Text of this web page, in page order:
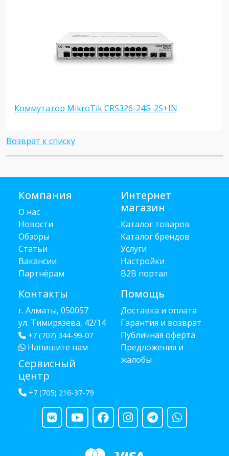
Коммутатор MikroTik CRS326-24G-2S+IN
Возврат к списку
Компания
О нас
Новости
Обзоры
Статьи
Вакансии
Партнёрам
Контакты
г. Алматы, 050057
ул. Тимирязева, 42/14
+7 (707) 344-99-07
Напишите нам
Сервисный
центр
+7 (705) 216-37-79
Интернет
магазин
Каталог товаров
Каталог брендов
Услуги
Настройки
B2B портал
Помощь
Доставка и оплата
Гарантия и возврат
Публичная оферта
Предложения и
жалобы